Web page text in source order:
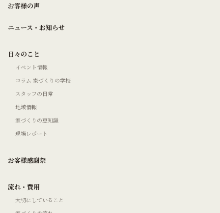
お客様の声
ニュース・お知らせ
日々のこと
イベント情報
コラム 家づくりの学校
スタッフの日常
地域情報
家づくりの豆知識
現場レポート
お客様感謝祭
流れ・費用
大切にしていること